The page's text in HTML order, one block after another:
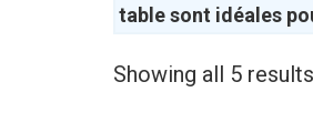
table sont idéales
Showing all 5 results